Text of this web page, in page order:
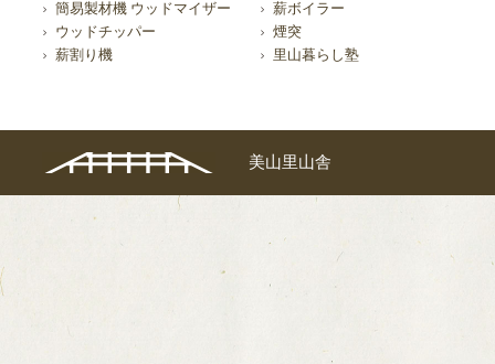
簡易製材機 ウッドマイザー
ウッドチッパー
薪割り機
薪ボイラー
煙突
里山暮らし塾
美山里山舎